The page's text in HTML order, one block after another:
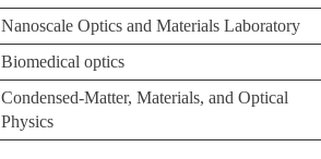
Nanoscale Optics and Materials Laboratory
Biomedical optics
Condensed-Matter, Materials, and Optical
Physics